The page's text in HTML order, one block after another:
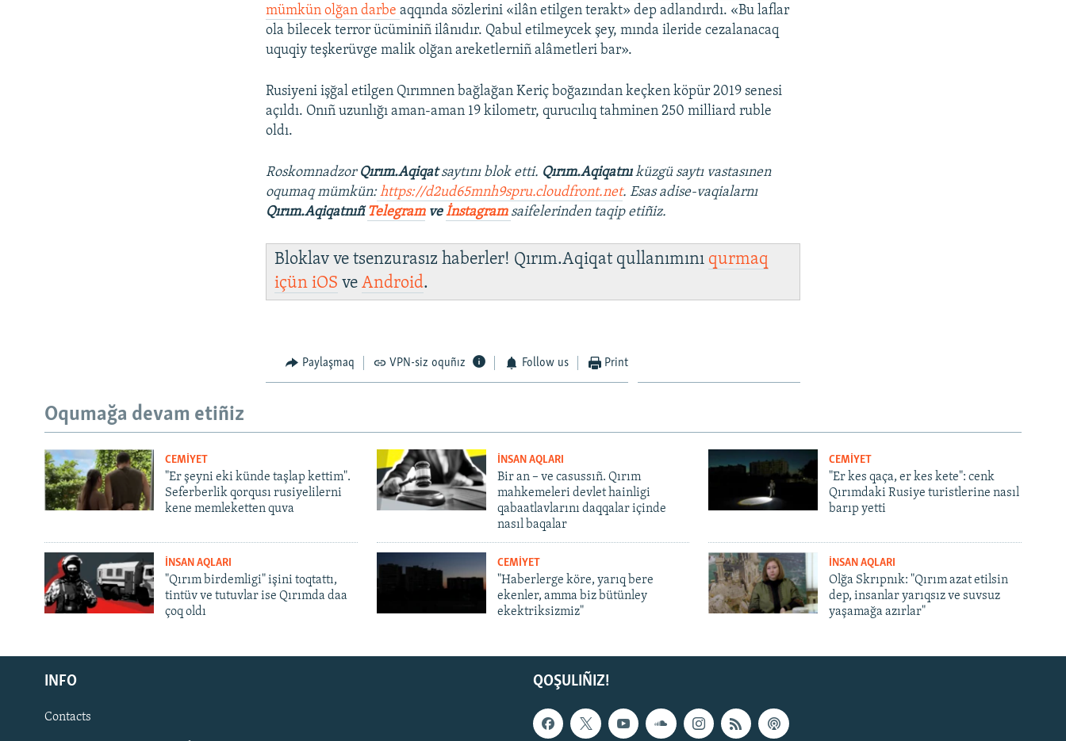
Русский
Українською
QOŞULIÑIZ!
mümkün olğan darbeaqqında sözlerini «ilân etilgen terakt» dep adlandırdı. «Bu laflar
ola bilecek terror ücüminiñ ilânıdır. Qabul etilmeycek şey, mında ileride cezalanacaq
uquqiy teşkerüvge malik olğan areketlerniñ alâmetleri bar».
Rusiyeni işğal etilgen Qırımnen bağlağan Keriç boğazından keçken köpür 2019 senesi
açıldı. Onıñ uzunlığı aman-aman 19 kilometr, qurucılıq tahminen 250 milliard ruble
oldı.
Roskomnadzor Qırım.Aqiqatsaytını blok etti. Qırım.Aqiqatnıküzgü saytı vastasınen
oqumaq mümkün: https://d2ud65mnh9spru.cloudfront.net. Esas adise-vaqialarnı
Qırım.AqiqatnıñTelegramveİnstagram saifelerinden taqip etiñiz.
Bloklav ve tsenzurasız haberler! Qırım.Aqiqat qullanımını qurmaq
içüniOS veAndroid.
Paylaşmaq VPN-siz oquñız Follow us Print
Oqumağa devam etiñiz
CEMİYET
"Er şeyni eki künde taşlap kettim".
Seferberlik qorqusı rusiyelilerni
kene memleketten quva
İNSAN AQLARI
Bir an – ve casussıñ. Qırım
mahkemeleri devlet hainligi
qabaatlavlarını daqqalar içinde
nasıl baqalar
CEMİYET
"Er kes qaça, er kes kete": cenk
Qırımdaki Rusiye turistlerine nasıl
barıp yetti
İNSAN AQLARI
"Qırım birdemligi" işini toqtattı,
tintüv ve tutuvlar ise Qırımda daa
çoq oldı
CEMİYET
"Haberlerge köre, yarıq bere
ekenler, amma biz bütünley
ekektriksizmiz"
İNSAN AQLARI
Olğa Skrıpnık: "Qırım azat etilsin
dep, insanlar yarıqsız ve suvsuz
yaşamağa azırlar"
QOŞULIÑIZ!
INFO
Contacts